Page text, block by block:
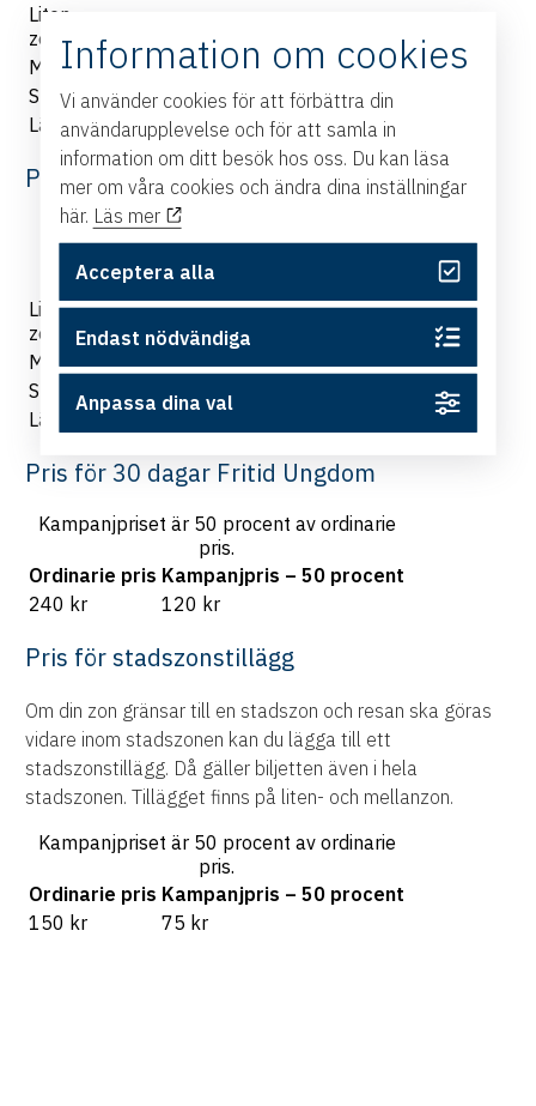
Liten
zon/stadszon
Mellanzon
539 kr
269,50 kr
Stor zon
637 kr
318,50 kr
Län
770 kr 385,50 kr
Pris för 30 dagar färdtjänstbiljett
Kampanjpriset är 50 procent av ordinarie pris.
Zon
pris
Kampanjpris – 50
Liten
zon/stadszon
Mellanzon
665 kr
332, 50 kr
Stor zon
798 kr
Län
Pris för 30 dagar Fritid Ungdom
Kampanjpriset är 50 procent av ordinarie
pris.
Ordinarie pris Kampanjpris – 50 procent
240 kr
120 kr
Pris för stadszonstillägg
Om din zon gränsar till en stadszon och resan ska göras
vidare inom stadszonen kan du lägga till ett
stadszonstillägg. Då gäller biljetten även i hela
stadszonen. Tillägget finns på liten- och mellanzon.
Kampanjpriset är 50 procent av ordinarie
pris.
Ordinarie pris Kampanjpris – 50 procent
150 kr
75 kr
Information om cookies
Vi använder cookies för att förbättra din
användarupplevelse och för att samla in
information om ditt besök hos oss. Du kan läsa
mer om våra cookies och ändra dina inställningar
här. Läs mer
Acceptera alla
Endast nödvändiga
Anpassa dina val